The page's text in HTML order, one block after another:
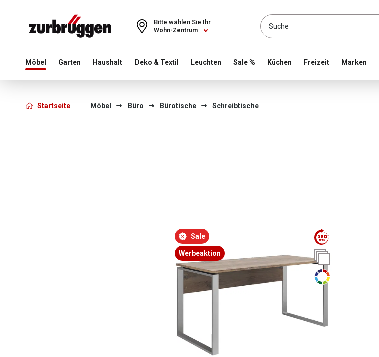
Choose a different country or region to see content for your location and shop online
Wohn-Zentrum
Bitte wählen Sie Ihr
Möbel Garten Haushalt Deko & Textil Leuchten Sale % Küchen Freizeit Marken
Startseite Möbel Büro Bürotische Schreibtische
Sale
Werbeaktion